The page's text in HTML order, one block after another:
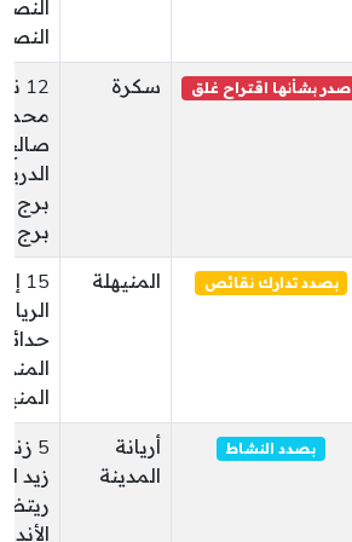
النصر
صدر بشأنها اقتراح غلق سكرة
12
صالح
برج
برج
بصدد تدارك نقائص المنيهلة
15
الريان
بصدد النشاط
أريانة
المدينة
5
زيد